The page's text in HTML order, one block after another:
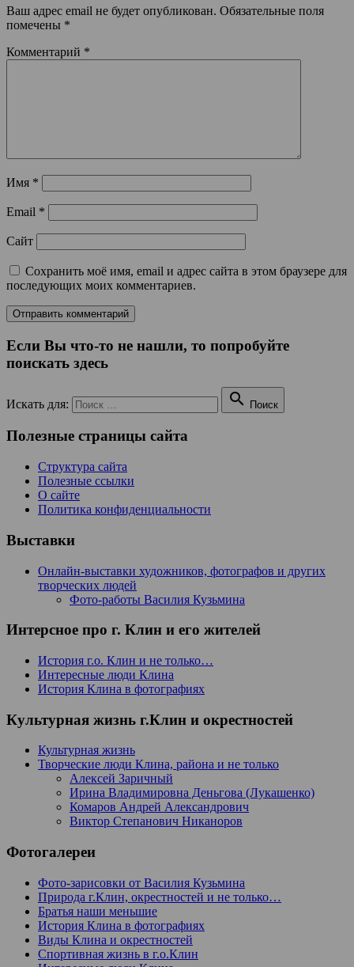
Ваш адрес email не будет опубликован. Обязательные поля
помечены *
Комментарий *
Имя *
Email *
Сайт
Сохранить моё имя, email и адрес сайта в этом браузере для
последующих моих комментариев.
Если Вы что-то не нашли, то попробуйте
поискать здесь
Искать для:  Поиск
Полезные страницы сайта
Структура сайта
Полезные ссылки
О сайте
Политика конфиденциальности
Выставки
Онлайн-выставки художников, фотографов и других
творческих людей
Фото-работы Василия Кузьмина
Интерсное про г. Клин и его жителей
История г.о. Клин и не только…
Интересные люди Клина
История Клина в фотографиях
Культурная жизнь г.Клин и окрестностей
Культурная жизнь
Творческие люди Клина, района и не только
Алексей Заричный
Ирина Владимировна Деньгова (Лукашенко)
Комаров Андрей Александрович
Виктор Степанович Никаноров
Фотогалереи
Фото-зарисовки от Василия Кузьмина
Природа г.Клин, окрестностей и не только…
Братья наши меньшие
История Клина в фотографиях
Виды Клина и окрестностей
Спортивная жизнь в г.о.Клин